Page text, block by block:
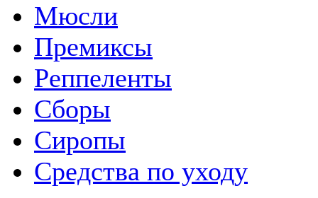
Мюсли
Премиксы
Реппеленты
Сборы
Сиропы
Средства по уходу